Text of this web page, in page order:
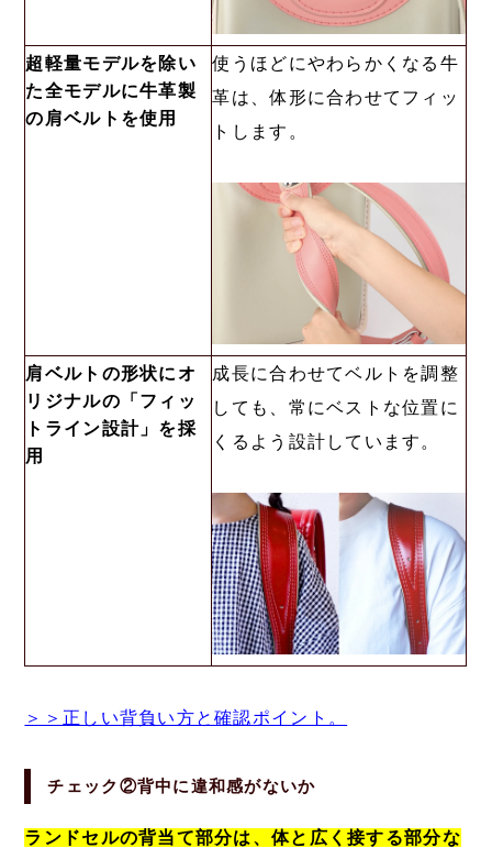
超軽量モデルを除い
た全モデルに牛革製
の肩ベルトを使用
使うほどにやわらかくなる牛
革は、体形に合わせてフィッ
トします。
肩ベルトの形状にオ
リジナルの「フィッ
トライン設計」を採
用
成長に合わせてベルトを調整
しても、常にベストな位置に
くるよう設計しています。
＞＞正しい背負い方と確認ポイント。
チェック②背中に違和感がないか
ランドセルの背当て部分は、体と広く接する部分な